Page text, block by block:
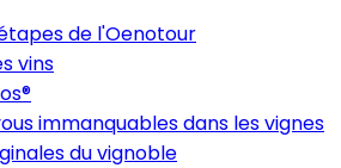
de l'Oenotour
vins
immanquables dans les vignes
du vignoble